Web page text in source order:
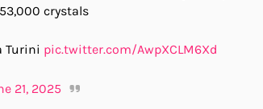
crystals
Turini pic.twitter.com/AwpXCLM6Xd
21, 2025